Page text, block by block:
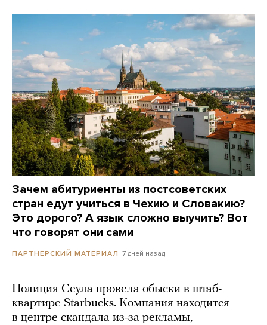
Зачем абитуриенты из постсоветских
стран едут учиться в Чехию и Словакию?
Это дорого? А язык сложно выучить? Вот
что говорят они сами
ПАРТНЕРСКИЙ МАТЕРИАЛ 7 дней назад
Полиция Сеула провела обыски в штаб-
квартире Starbucks. Компания находится
в центре скандала из-за рекламы,